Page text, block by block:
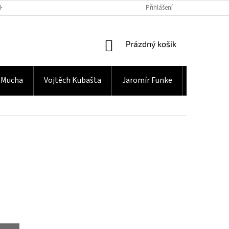
ÚDAJŮ Přihlášení
NÁKUPNÍ
Prázdný košík
Vojtěch Kubašta Jaromír Funke